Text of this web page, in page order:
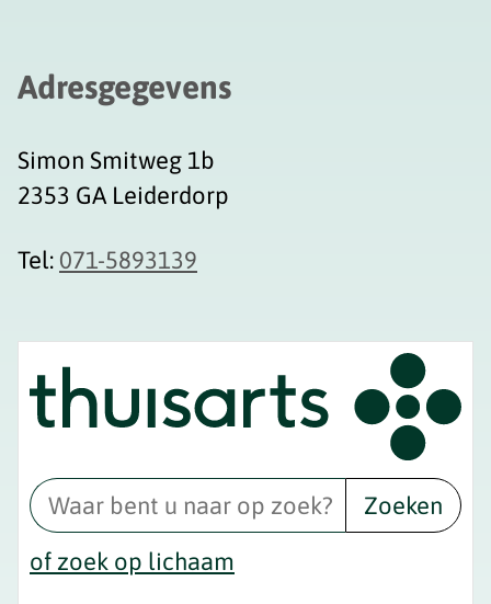
Adresgegevens
Simon Smitweg 1b
2353 GA Leiderdorp
Tel: 071-5893139
Zoeken
of zoek op lichaam